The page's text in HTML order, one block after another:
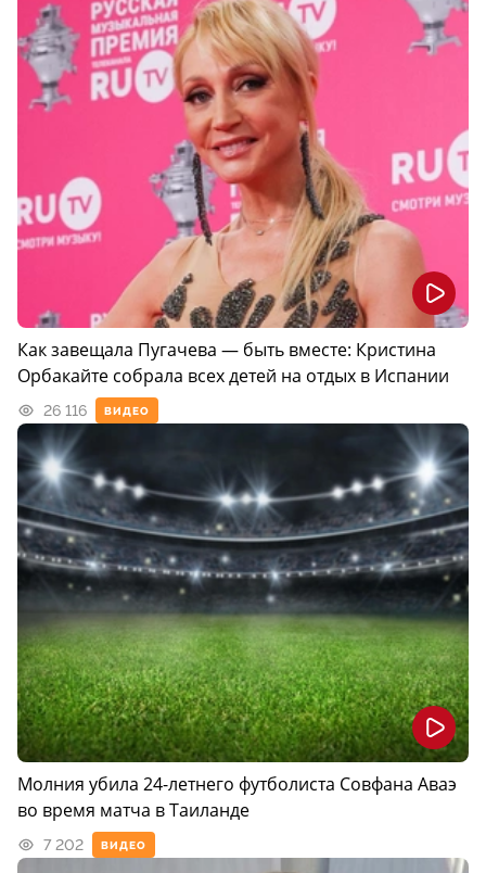
ВИДЕО
Как завещала Пугачева — быть вместе: Кристина
Орбакайте собрала всех детей на отдых в Испании
26 116
ВИДЕО
Молния убила 24-летнего футболиста Совфана Аваэ
во время матча в Таиланде
7 202